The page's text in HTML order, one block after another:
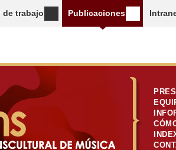
de trabajo Publicaciones